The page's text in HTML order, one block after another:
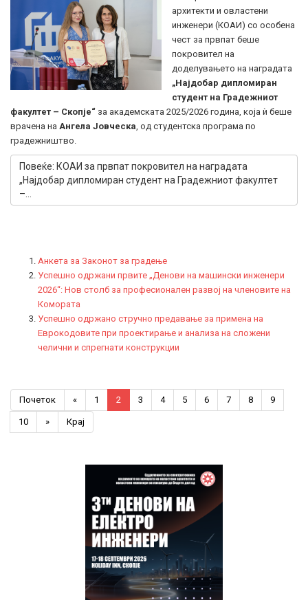
архитекти и овластени
инженери (КОАИ) со особена
чест за првпат беше
покровител на
доделувањето на наградата
„Најдобар дипломиран
студент на Градежниот
факултет – Скопје“ за академската 2025/2026 година, која ѝ беше
врачена на Ангела Јовческа, од студентска програма по
градежништво.
Повеќе: КОАИ за првпат покровител на наградата
„Најдобар дипломиран студент на Градежниот факултет
–...
Анкета за Законот за градење
Успешно одржани првите „Денови на машински инженери
2026“: Нов столб за професионален развој на членовите на
Комората
Успешно одржано стручно предавање за примена на
Еврокодовите при проектирање и анализа на сложени
челични и спрегнати конструкции
Почеток « 1 2 3 4 5 6 7 8 9
10 » Крај